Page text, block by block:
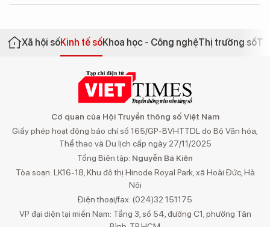
Xã hội sốKinh tế sốKhoa học - Công nghệThị trường số
Cơ quan của Hội Truyền thông số Việt Nam
Giấy phép hoạt động báo chí số 165/GP-BVHTTDL do Bộ Văn hóa,
Thể thao và Du lịch cấp ngày 27/11/2025
Tổng Biên tập: Nguyễn Bá Kiên
Tòa soạn: LK16-18, Khu đô thị Hinode Royal Park, xã Hoài Đức, Hà
Nội
Điện thoại/fax: (024)32 151175
VP đại diện tại miền Nam: Tầng 3, số 54, đường C1, phường Tân